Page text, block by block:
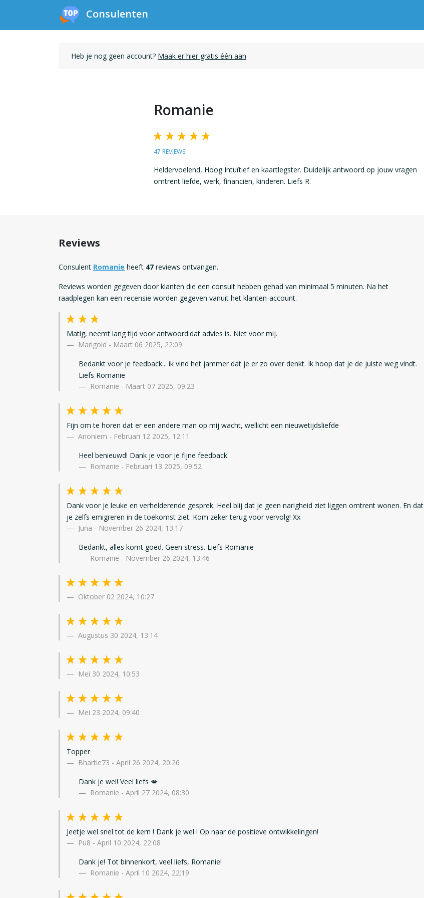
Consulenten
Heb je nog geen account? Maak er hier gratis één aan
Romanie
47 REVIEWS
Heldervoelend, Hoog Intuïtief en kaartlegster. Duidelijk antwoord op jouw vragen
omtrent liefde, werk, financiën, kinderen. Liefs R.
Reviews
Consulent Romanie heeft 47 reviews ontvangen.
Reviews worden gegeven door klanten die een consult hebben gehad van minimaal 5 minuten. Na het
raadplegen kan een recensie worden gegeven vanuit het klanten-account.
Matig, neemt lang tijd voor antwoord.dat advies is. Niet voor mij.
Marigold - Maart 06 2025, 22:09
Bedankt voor je feedback... ik vind het jammer dat je er zo over denkt. Ik hoop dat je de juiste weg vindt.
Liefs Romanie
Romanie - Maart 07 2025, 09:23
Fijn om te horen dat er een andere man op mij wacht, wellicht een nieuwetijdsliefde
Anoniem - Februari 12 2025, 12:11
Heel benieuwd! Dank je voor je fijne feedback.
Romanie - Februari 13 2025, 09:52
Dank voor je leuke en verhelderende gesprek. Heel blij dat je geen narigheid ziet liggen omtrent wonen. En dat
je zelfs emigreren in de toekomst ziet. Kom zeker terug voor vervolg! Xx
Juna - November 26 2024, 13:17
Bedankt, alles komt goed. Geen stress. Liefs Romanie
Romanie - November 26 2024, 13:46
Oktober 02 2024, 10:27
Augustus 30 2024, 13:14
Mei 30 2024, 10:53
Mei 23 2024, 09:40
Topper
Bhartie73 - April 26 2024, 20:26
Dank je wel! Veel liefs 💋
Romanie - April 27 2024, 08:30
Jeetje wel snel tot de kern ! Dank je wel ! Op naar de positieve ontwikkelingen!
Pu8 - April 10 2024, 22:08
Dank je! Tot binnenkort, veel liefs, Romanie!
Romanie - April 10 2024, 22:19